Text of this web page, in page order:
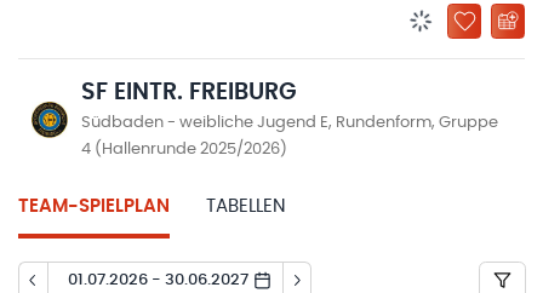
ZU
SF EINTR. FREIBURG
Südbaden - weibliche Jugend E, Rundenform, Gruppe
4 (Hallenrunde 2025/2026)
TEAM-SPIELPLAN TABELLEN
01.07.2026 - 30.06.2027